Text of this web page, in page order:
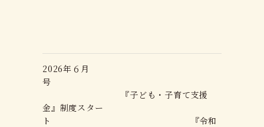
2026年６月
号
『子ども・子育て支援
金』制度スター
ト 『令和